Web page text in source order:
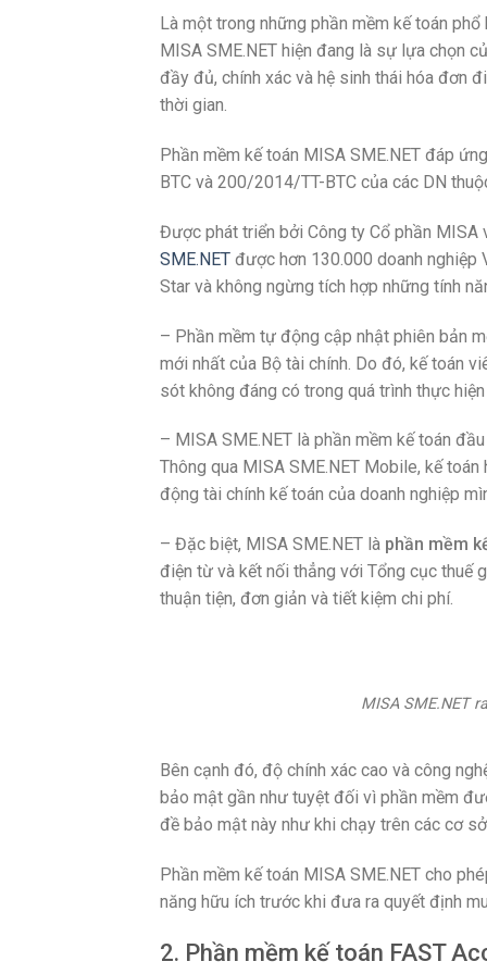
Là một trong những phần mềm kế toán
MISA SME.NET hiện đang là sự lựa chọn
đầy đủ, chính xác và hệ sinh thái hóa đơn
thời gian.
Phần mềm kế toán MISA SME.NET đáp
BTC và 200/2014/TT-BTC của các DN
Được phát triển bởi Công ty Cổ phần MISA
SME.NET được hơn 130.000 doanh nghiệp
Star và không ngừng tích hợp những tính
– Phần mềm tự động cập nhật phiên bản
mới nhất của Bộ tài chính. Do đó, kế toán
sót không đáng có trong quá trình thực
– MISA SME.NET là phần mềm kế toán
Thông qua MISA SME.NET Mobile, kế
động tài chính kế toán của doanh nghiệp
– Đặc biệt, MISA SME.NET là phần mềm
điện từ và kết nối thẳng với Tổng cục thuế
thuận tiện, đơn giản và tiết kiệm chi phí.
MISA SME.NET ra
Bên cạnh đó, độ chính xác cao và công
bảo mật gần như tuyệt đối vì phần mềm
đề bảo mật này như khi chạy trên các cơ
Phần mềm kế toán MISA SME.NET cho
năng hữu ích trước khi đưa ra quyết định
2. Phần mềm kế toán FAST